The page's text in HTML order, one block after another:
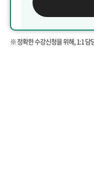
※ 정확한 수강신청을 위해, 1:1 담